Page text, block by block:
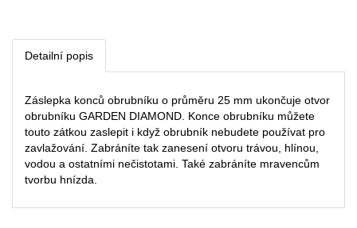
Detailní popis
Záslepka konců obrubníku o průměru 25 mm ukončuje otvor
obrubníku GARDEN DIAMOND. Konce obrubníku můžete
touto zátkou zaslepit i když obrubník nebudete používat pro
zavlažování. Zabráníte tak zanesení otvoru trávou, hlínou,
vodou a ostatními nečistotami. Také zabráníte mravencům
tvorbu hnízda.